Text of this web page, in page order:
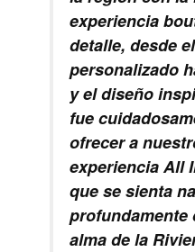
experiencia
detalle, desde
personalizado
y el diseño
fue
ofrecer a
experiencia All
que se sienta
profundamente
alma de la